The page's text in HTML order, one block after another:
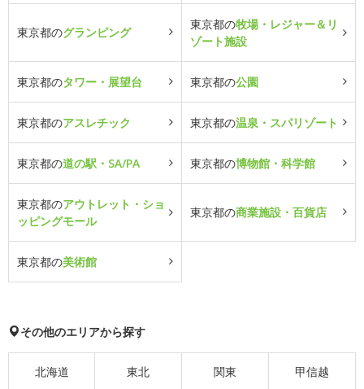
東京都のグランピング
東京都の牧場・レジャー＆リ
ゾート施設
東京都のタワー・展望台 東京都の公園
東京都のアスレチック 東京都の温泉・スパリゾート
東京都の道の駅・SA/PA 東京都の博物館・科学館
東京都のアウトレット・ショ
ッピングモール
東京都の商業施設・百貨店
東京都の美術館
その他のエリアから探す
北海道 東北 関東 甲信越